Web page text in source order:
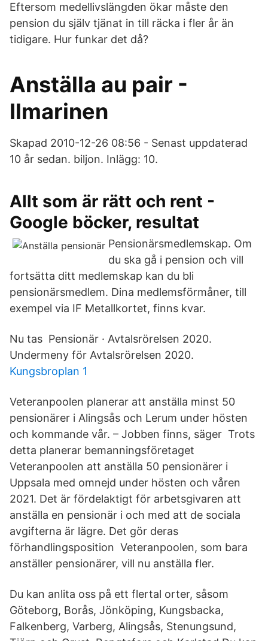
Eftersom medellivslängden ökar måste den
pension du själv tjänat in till räcka i fler år än
tidigare. Hur funkar det då?
Anställa au pair -
Ilmarinen
Skapad 2010-12-26 08:56 - Senast uppdaterad
10 år sedan. biljon. Inlägg: 10.
Allt som är rätt och rent -
Google böcker, resultat
Pensionärsmedlemskap. Om
du ska gå i pension och vill
fortsätta ditt medlemskap kan du bli
pensionärsmedlem. Dina medlemsförmåner, till
exempel via IF Metallkortet, finns kvar.
Nu tas Pensionär · Avtalsrörelsen 2020.
Undermeny för Avtalsrörelsen 2020.
Kungsbroplan 1
Veteranpoolen planerar att anställa minst 50
pensionärer i Alingsås och Lerum under hösten
och kommande vår. – Jobben finns, säger Trots
detta planerar bemanningsföretaget
Veteranpoolen att anställa 50 pensionärer i
Uppsala med omnejd under hösten och våren
2021. Det är fördelaktigt för arbetsgivaren att
anställa en pensionär i och med att de sociala
avgifterna är lägre. Det gör deras
förhandlingsposition Veteranpoolen, som bara
anställer pensionärer, vill nu anställa fler.
Du kan anlita oss på ett flertal orter, såsom
Göteborg, Borås, Jönköping, Kungsbacka,
Falkenberg, Varberg, Alingsås, Stenungsund,